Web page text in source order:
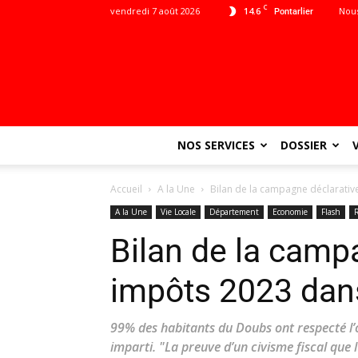
14.6 C Pontarlier
vendredi 7 août 2026
NOS SERVICES DOSSIER
Accueil A la Une Bilan de la campagne
A la Une Vie Locale Département Economie Flash
Bilan de la
impôts 2023
99% des habitants du Doubs ont respecté
imparti. "La preuve d’un civisme fiscal